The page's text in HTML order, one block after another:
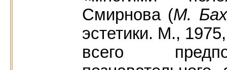
Смирнова (М.
эстетики. М.,
всего